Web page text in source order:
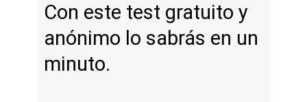
Con este test gratuito y
anónimo lo sabrás en un
minuto.